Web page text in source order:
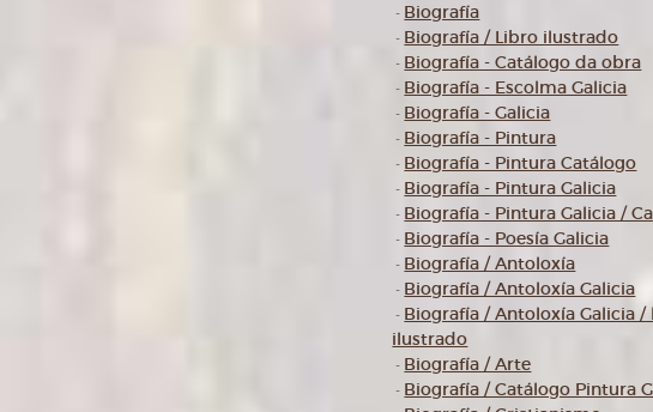
- Biografía
- Biografía / Libro ilustrado
- Biografía - Catálogo da obra
- Biografía - Escolma Galicia
- Biografía - Galicia
- Biografía - Pintura
- Biografía - Pintura Catálogo
- Biografía - Pintura Galicia
- Biografía - Pintura Galicia /
- Biografía - Poesía Galicia
- Biografía / Antoloxía
- Biografía / Antoloxía Galicia
- Biografía / Antoloxía Galicia /
ilustrado
- Biografía / Arte
- Biografía / Catálogo Pintura